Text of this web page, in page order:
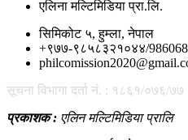
एलिना मल्टिमिडिया प्रा.लि.
सिमिकोट ५, हुम्ला, नेपाल
+९७७-९८५८३२१०४४/
सूचना विभागा दर्ता नं. : १८६१/०७६/७७
प्रकाशक : एलिन मल्टिमिडिया प्रालि